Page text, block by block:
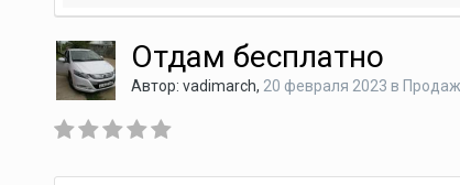
Отдам бесплатно
Автор: vadimarch, 20 февраля 2023 в